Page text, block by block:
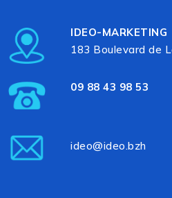
IDEO-MARKETING
183 Boulevard de
09 88 43 98 53
ideo@ideo.bzh